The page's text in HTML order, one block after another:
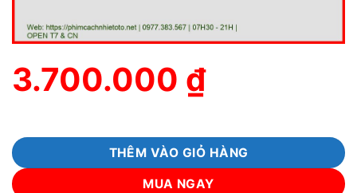
3.700.000 ₫
THÊM VÀO GIỎ HÀNG
MUA NGAY